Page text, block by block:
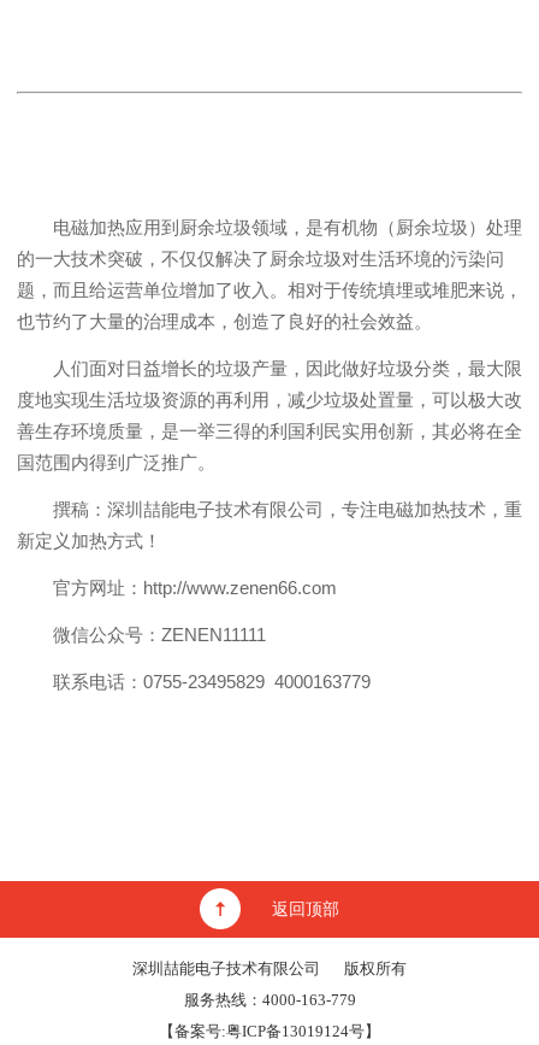
电磁加热应用到厨余垃圾领域，是有机物（厨余垃圾）处理
的一大技术突破，不仅仅解决了厨余垃圾对生活环境的污染问
题，而且给运营单位增加了收入。相对于传统填埋或堆肥来说，
也节约了大量的治理成本，创造了良好的社会效益。
人们面对日益增长的垃圾产量，因此做好垃圾分类，最大限
度地实现生活垃圾资源的再利用，减少垃圾处置量，可以极大改
善生存环境质量，是一举三得的利国利民实用创新，其必将在全
国范围内得到广泛推广。
撰稿：深圳喆能电子技术有限公司，专注电磁加热技术，重
新定义加热方式！
官方网址：http://www.zenen66.com
微信公众号：ZENEN11111
联系电话：0755-23495829 4000163779
返回顶部
深圳喆能电子技术有限公司
版权所有
服务热线：4000-163-779
【备案号:粤ICP备13019124号】